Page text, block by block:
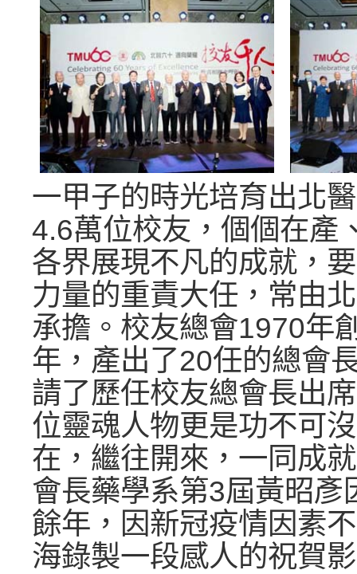
一甲子的時光培育出北
4.6萬位校友，個個在產
各界展現不凡的成就，
力量的重責大任，常由
承擔。校友總會1970年
年，產出了20任的總會
請了歷任校友總會長出
位靈魂人物更是功不可
在，繼往開來，一同成
會長藥學系第3屆黃昭彥
餘年，因新冠疫情因素
海錄製一段感人的祝賀